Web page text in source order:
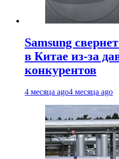
Samsung
в Китае из-за
конкурентов
4 месяца ago4 месяца ago